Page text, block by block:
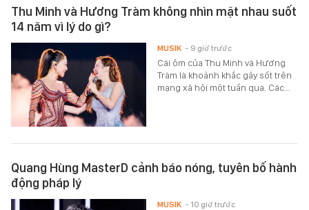
Thu Minh và Hương Tràm không nhìn mặt nhau suốt
14 năm vì lý do gì?
Cái ôm của Thu Minh và Hương
Tràm là khoảnh khắc gây sốt trên
mạng xã hội một tuần qua. Các…
MUSIK - 9 giờ trước
Quang Hùng MasterD cảnh báo nóng, tuyên bố hành
động pháp lý
MUSIK - 10 giờ trước